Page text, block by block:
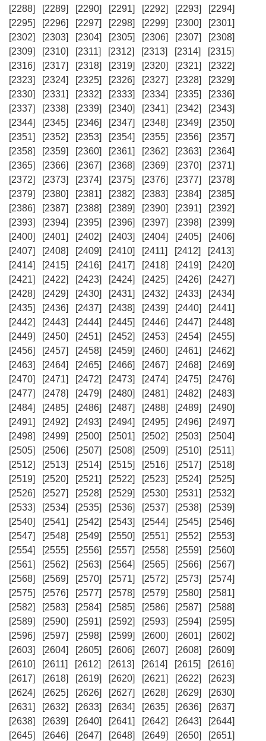
[2288]
[2289] [2290] [2291] [2292] [2293]
[2294]
[2295]
[2296] [2297] [2298] [2299] [2300]
[2301]
[2302]
[2303] [2304] [2305] [2306] [2307]
[2308]
[2309]
[2310] [2311] [2312] [2313] [2314]
[2315]
[2316]
[2317] [2318] [2319] [2320] [2321]
[2322]
[2323]
[2324] [2325] [2326] [2327] [2328]
[2329]
[2330]
[2331] [2332] [2333] [2334] [2335]
[2336]
[2337]
[2338] [2339] [2340] [2341] [2342]
[2343]
[2344]
[2345] [2346] [2347] [2348] [2349]
[2350]
[2351]
[2352] [2353] [2354] [2355] [2356]
[2357]
[2358]
[2359] [2360] [2361] [2362] [2363]
[2364]
[2365]
[2366] [2367] [2368] [2369] [2370]
[2371]
[2372]
[2373] [2374] [2375] [2376] [2377]
[2378]
[2379]
[2380] [2381] [2382] [2383] [2384]
[2385]
[2386]
[2387] [2388] [2389] [2390] [2391]
[2392]
[2393]
[2394] [2395] [2396] [2397] [2398]
[2399]
[2400]
[2401] [2402] [2403] [2404] [2405]
[2406]
[2407]
[2408] [2409] [2410] [2411] [2412]
[2413]
[2414]
[2415] [2416] [2417] [2418] [2419]
[2420]
[2421]
[2422] [2423] [2424] [2425] [2426]
[2427]
[2428]
[2429] [2430] [2431] [2432] [2433]
[2434]
[2435]
[2436] [2437] [2438] [2439] [2440]
[2441]
[2442]
[2443] [2444] [2445] [2446] [2447]
[2448]
[2449]
[2450] [2451] [2452] [2453] [2454]
[2455]
[2456]
[2457] [2458] [2459] [2460] [2461]
[2462]
[2463]
[2464] [2465] [2466] [2467] [2468]
[2469]
[2470]
[2471] [2472] [2473] [2474] [2475]
[2476]
[2477]
[2478] [2479] [2480] [2481] [2482]
[2483]
[2484]
[2485] [2486] [2487] [2488] [2489]
[2490]
[2491]
[2492] [2493] [2494] [2495] [2496]
[2497]
[2498]
[2499] [2500] [2501] [2502] [2503]
[2504]
[2505]
[2506] [2507] [2508] [2509] [2510]
[2511]
[2512]
[2513] [2514] [2515] [2516] [2517]
[2518]
[2519]
[2520] [2521] [2522] [2523] [2524]
[2525]
[2526]
[2527] [2528] [2529] [2530] [2531]
[2532]
[2533]
[2534] [2535] [2536] [2537] [2538]
[2539]
[2540]
[2541] [2542] [2543] [2544] [2545]
[2546]
[2547]
[2548] [2549] [2550] [2551] [2552]
[2553]
[2554]
[2555] [2556] [2557] [2558] [2559]
[2560]
[2561]
[2562] [2563] [2564] [2565] [2566]
[2567]
[2568]
[2569] [2570] [2571] [2572] [2573]
[2574]
[2575]
[2576] [2577] [2578] [2579] [2580]
[2581]
[2582]
[2583] [2584] [2585] [2586] [2587]
[2588]
[2589]
[2590] [2591] [2592] [2593] [2594]
[2595]
[2596]
[2597] [2598] [2599] [2600] [2601]
[2602]
[2603]
[2604] [2605] [2606] [2607] [2608]
[2609]
[2610]
[2611] [2612] [2613] [2614] [2615]
[2616]
[2617]
[2618] [2619] [2620] [2621] [2622]
[2623]
[2624]
[2625] [2626] [2627] [2628] [2629]
[2630]
[2631]
[2632] [2633] [2634] [2635] [2636]
[2637]
[2638]
[2639] [2640] [2641] [2642] [2643]
[2644]
[2645]
[2646] [2647] [2648] [2649] [2650]
[2651]